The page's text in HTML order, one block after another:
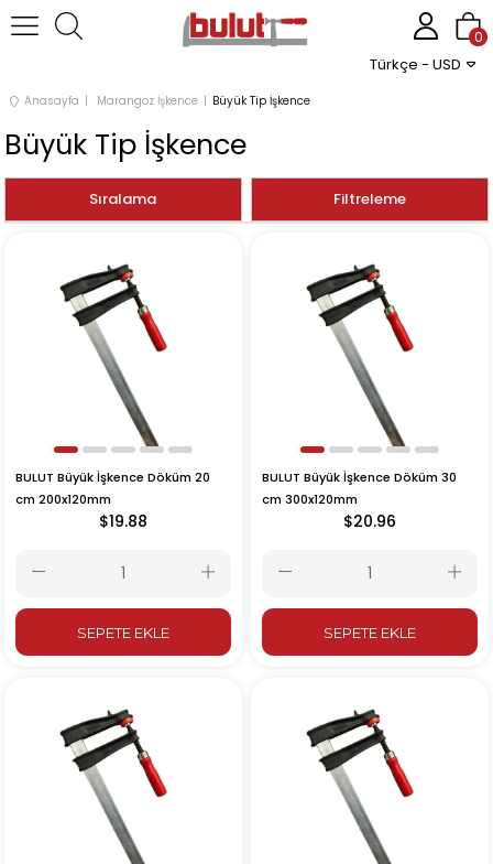
Türkçe - USD
0
Anasayfa Marangoz İşkence Büyük Tip İşkence
Büyük Tip İşkence
Filtreleme
Sıralama
BULUT Büyük İşkence Döküm 20
cm 200x120mm
$19.88
SEPETE EKLE
BULUT Büyük İşkence Döküm 30
cm 300x120mm
$20.96
SEPETE EKLE